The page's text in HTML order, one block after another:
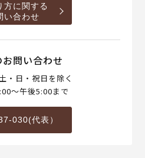
方に関する
い合わせ
問い合わせ
・日・祝日を除く
～午後5:00まで
030(代表）